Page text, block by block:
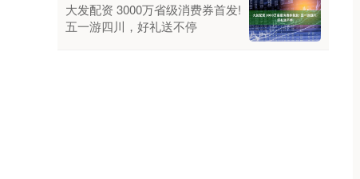
大发配资 3000万省级消费券首发!
五一游四川，好礼送不停